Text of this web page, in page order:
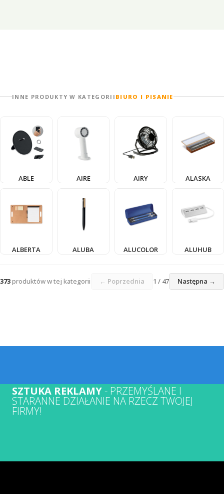
INNE PRODUKTY W KATEGORII BIURO I PISANIE
ABLE AIRE AIRY ALASKA
ALBERTA ALUBA ALUCOLOR ALUHUB
373produktów w tej kategorii ← Poprzednia 1 / 47 Następna →
SZTUKA REKLAMY- PRZEMYŚLANE I
STARANNE DZIAŁANIE NA RZECZ TWOJEJ
FIRMY!